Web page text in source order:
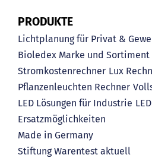
PRODUKTE
Lichtplanung für Privat &
Bioledex Marke und Sortiment
Stromkostenrechner Lux
Pflanzenleuchten Rechner
LED Lösungen für Industrie
Ersatzmöglichkeiten
Made in Germany
Stiftung Warentest aktuell